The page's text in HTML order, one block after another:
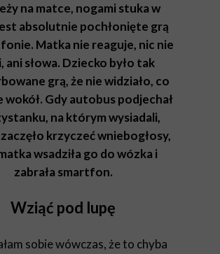
na matce, nogami stuka w
absolutnie pochłonięte grą
Matka nie reaguje, nic nie
ani słowa. Dziecko było tak
grą, że nie widziało, co
wokół. Gdy autobus podjechał
na którym wysiadali,
krzyczeć wniebogłosy,
wsadziła go do wózka i
zabrała smartfon.
Wziąć pod lupę
sobie wówczas, że to chyba